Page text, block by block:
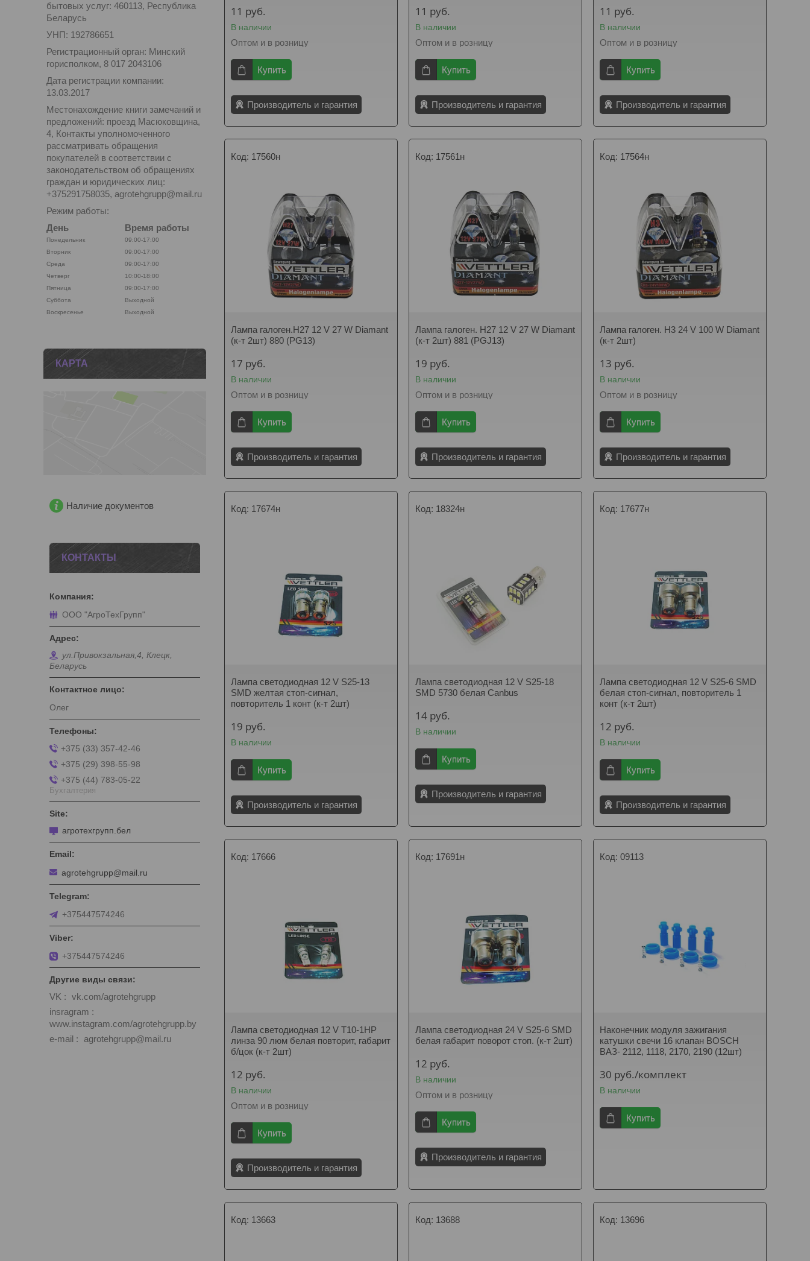
11 руб.
В наличии
Оптом и в розницу
Купить
Производитель и гарантия
11 руб.
В наличии
Оптом и в розницу
Купить
Производитель и гарантия
11 руб.
В наличии
Оптом и в розницу
Купить
Производитель и гарантия
17560н
Лампа галоген.H27 12 V 27 W Diamant
(к-т 2шт) 880 (PG13)
17 руб.
В наличии
Оптом и в розницу
Купить
Производитель и гарантия
17561н
Лампа галоген. H27 12 V 27 W Diamant
(к-т 2шт) 881 (PGJ13)
19 руб.
В наличии
Оптом и в розницу
Купить
Производитель и гарантия
17564н
Лампа галоген. H3 24 V 100 W Diamant
(к-т 2шт)
13 руб.
В наличии
Оптом и в розницу
Купить
Производитель и гарантия
17674н
Лампа светодиодная 12 V S25-13
SMD желтая стоп-сигнал,
повторитель 1 конт (к-т 2шт)
19 руб.
В наличии
Купить
Производитель и гарантия
18324н
Лампа светодиодная 12 V S25-18
SMD 5730 белая Canbus
14 руб.
В наличии
Купить
Производитель и гарантия
17677н
Лампа светодиодная 12 V S25-6 SMD
белая стоп-сигнал, повторитель 1
конт (к-т 2шт)
12 руб.
В наличии
Купить
Производитель и гарантия
17666
Лампа светодиодная 12 V T10-1HP
линза 90 люм белая повторит, габарит
б/цок (к-т 2шт)
12 руб.
В наличии
Оптом и в розницу
Купить
Производитель и гарантия
17691н
Лампа светодиодная 24 V S25-6 SMD
белая габарит поворот стоп. (к-т 2шт)
12 руб.
В наличии
Оптом и в розницу
Купить
Производитель и гарантия
09113
Наконечник модуля зажигания
катушки свечи 16 клапан BOSCH
ВАЗ- 2112, 1118, 2170, 2190 (12шт)
30 руб./комплект
В наличии
Купить
13663 13688 13696
бытовых услуг: 460113, Республика
Беларусь
УНП: 192786651
Регистрационный орган: Минский
горисполком, 8 017 2043106
Дата регистрации компании:
13.03.2017
Местонахождение книги замечаний и
предложений: проезд Масюковщина,
4, Контакты уполномоченного
рассматривать обращения
покупателей в соответствии с
законодательством об обращениях
граждан и юридических лиц:
+375291758035, agrotehgrupp@mail.ru
Режим работы:
День
Время работы
Понедельник
09:00-17:00
Вторник
09:00-17:00
Среда
09:00-17:00
Четверг
10:00-18:00
Пятница
09:00-17:00
Суббота
Выходной
Воскресенье
Выходной
КАРТА
Наличие документов
КОНТАКТЫ
ООО "АгроТехГрупп"
ул.Привокзальная,4, Клецк,
Беларусь
Олег
+375 (33) 357-42-46
+375 (29) 398-55-98
+375 (44) 783-05-22
Бухгалтерия
агротехгрупп.бел
agrotehgrupp@mail.ru
+375447574246
+375447574246
VK
vk.com/agrotehgrupp
insragram
www.instagram.com/agrotehgrupp.by
e-mail
agrotehgrupp@mail.ru